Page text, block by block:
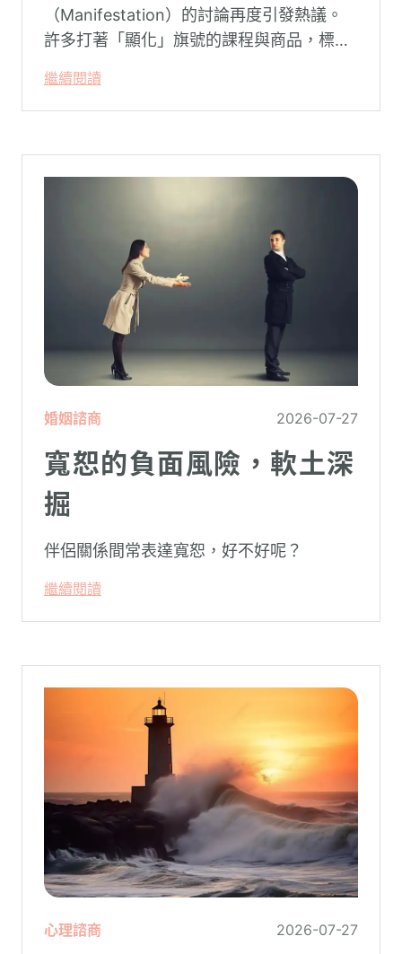
（Manifestation）的討論再度引發熱議。
許多打著「顯化」旗號的課程與商品，標榜
能吸引財富、關係與健康。這類論述聽起來
療癒，卻經常缺乏實證基礎，甚至可能對正
繼續閱讀
婚姻諮商 2026-07-27
寬恕的負面風險，軟土深
掘
伴侶關係間常表達寬恕，好不好呢？
繼續閱讀
心理諮商 2026-07-27